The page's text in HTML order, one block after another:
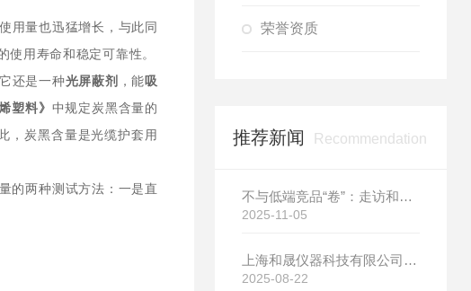
用量也迅猛增长，与此同
用寿命和稳定可靠性。
还是一种光屏蔽剂 ，能吸
塑料》 中规定炭黑含量的
，炭黑含量是光缆护套用
的两种测试方法：一是直
荣誉资质
推荐新闻 Recommendation
不与低端竞品“卷”：走访和晟科技，探寻国产热分析如何行稳致远
2025-11-05
上海和晟仪器科技有限公司新厂开工大吉
2025-08-22